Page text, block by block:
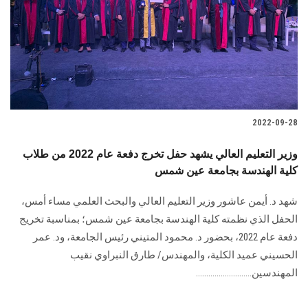
2022-09-28
وزير التعليم العالي يشهد حفل تخرج دفعة عام 2022 من طلاب
كلية الهندسة بجامعة عين شمس
شهد د. أيمن عاشور وزير التعليم العالي والبحث العلمي مساء أمس،
الحفل الذي نظمته كلية الهندسة بجامعة عين شمس؛ بمناسبة تخريج
دفعة عام 2022، بحضور د. محمود المتيني رئيس الجامعة، ود. عمر
الحسيني عميد الكلية، والمهندس/ طارق النبراوي نقيب
المهندسين...........................